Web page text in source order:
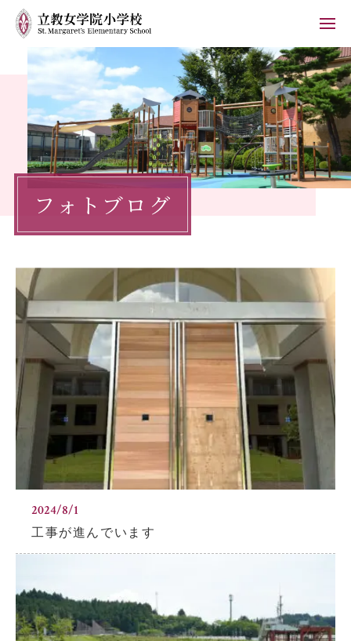
ホーム
学校紹介
小学校の教育
学校生活
保護者の方へ
お知らせ フォトブログ
小学校だより お父さんの会活動報告
保護者の方へ お問い合わせ
採用情報 アクセス
個人情報の取り扱いについて
フォトブログ
2024/8/1
工事が進んでいます